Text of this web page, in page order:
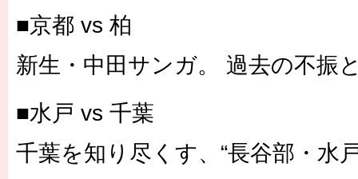
■京都 vs 柏
新生・中田サンガ。 過去の不振
■水戸 vs 千葉
千葉を知り尽くす、“長谷部・水